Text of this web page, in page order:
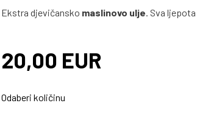
Ekstra djevičansko maslinovo ulje. Sva
20,00 EUR
Odaberi količinu